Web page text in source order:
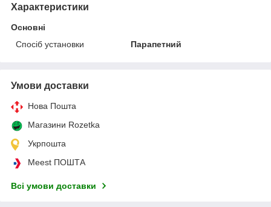
Характеристики
Основні
Спосіб установки
Парапетний
Умови доставки
Нова Пошта
Магазини Rozetka
Укрпошта
Meest ПОШТА
Всі умови доставки